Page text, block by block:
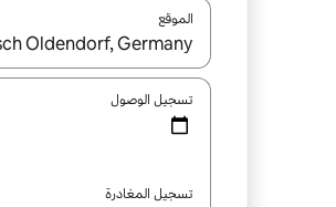
الموقع
عند توفر النتائج، انتقل
تسجيل الوصول
تسجيل المغادرة